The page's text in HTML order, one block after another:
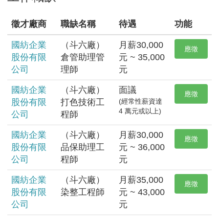
徵才廠商 職缺名稱 待遇 功能
國紡企業
股份有限
公司
（斗六廠）
倉管助理管
理師
月薪30,000
元 ~ 35,000
元
應徵
國紡企業
股份有限
公司
（斗六廠）
打色技術工
程師
面議
(經常性薪資達
4 萬元或以上)
應徵
國紡企業
股份有限
公司
（斗六廠）
品保助理工
程師
月薪30,000
元 ~ 36,000
元
應徵
國紡企業
股份有限
公司
（斗六廠）
染整工程師
月薪35,000
元 ~ 43,000
元
應徵